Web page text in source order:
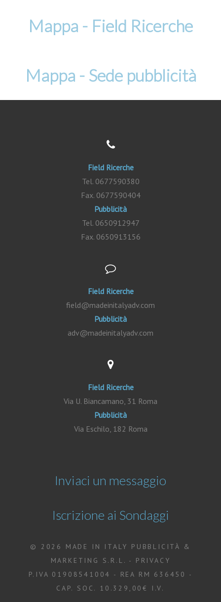
Mappa - Field Ricerche
Mappa - Sede pubblicità
Field Ricerche
Tel. 0677590380
Fax. 0677590404
Pubblicità
Tel. 0650912947
Fax. 0650913156
Field Ricerche
field@madeinitalyadv.com
Pubblicità
adv@madeinitalyadv.com
Field Ricerche
Via U. Biancamano, 31 Roma
Pubblicità
Via Eschilo, 182 Roma
Inviaci un messaggio
Iscrizione ai Sondaggi
© 2026 MADE IN ITALY PUBBLICITÀ &
MARKETING S.R.L. - PRIVACY
P.IVA 01908541004 - REA RM 636450 -
CAP. SOC. 10.329,00€ I.V.